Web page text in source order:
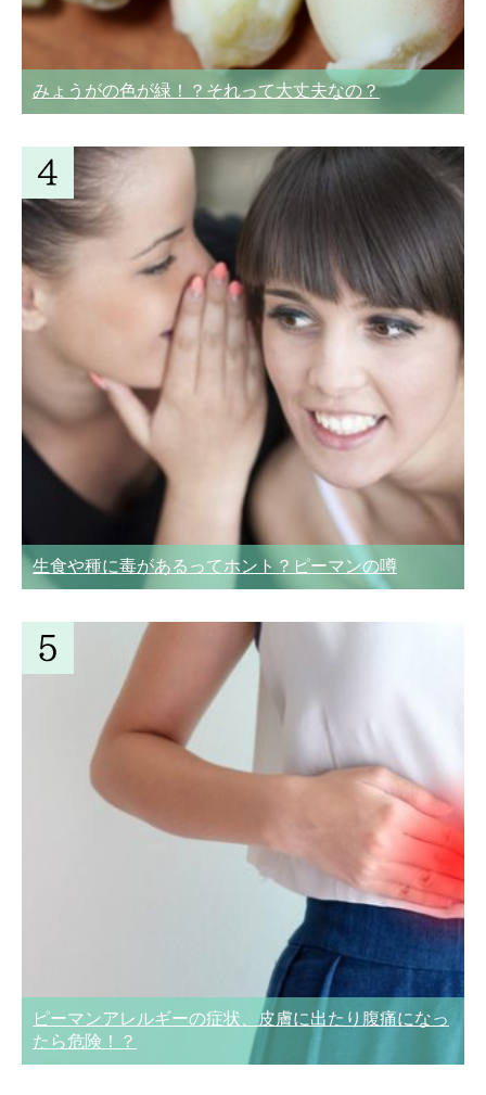
みょうがの色が緑！？それって大丈夫なの？
生食や種に毒があるってホント？ピーマンの噂
ピーマンアレルギーの症状、皮膚に出たり腹痛になっ
たら危険！？